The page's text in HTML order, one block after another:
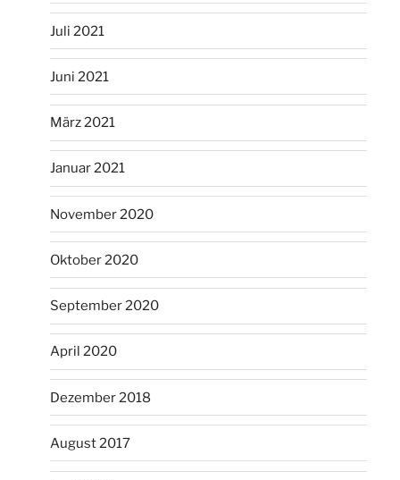
Juli 2021
Juni 2021
März 2021
Januar 2021
November 2020
Oktober 2020
September 2020
April 2020
Dezember 2018
August 2017